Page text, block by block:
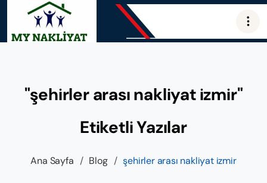
"şehirler arası nakliyat izmir"
Etiketli Yazılar
Ana Sayfa / Blog / şehirler arası nakliyat izmir